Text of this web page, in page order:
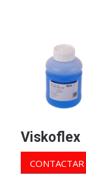
Viskoflex
CONTACTAR